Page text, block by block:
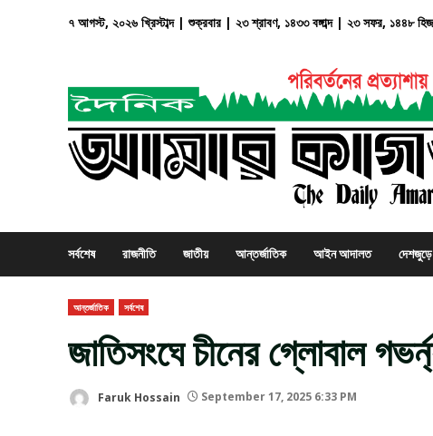
৭ আগস্ট, ২০২৬ খ্রিস্টাব্দ | শুক্রবার | ২৩ শ্রাবণ, ১৪৩৩ বঙ্গাব্দ | ২৩ সফর, ১৪৪৮
সর্বশেষ রাজনীতি জাতীয় আন্তর্জাতিক আইন আদালত দেশজুড়ে
আন্তর্জাতিক সর্বশেষ
জাতিসংঘে চীনের গ্লোবাল
Faruk Hossain September 17, 2025 6:33 PM